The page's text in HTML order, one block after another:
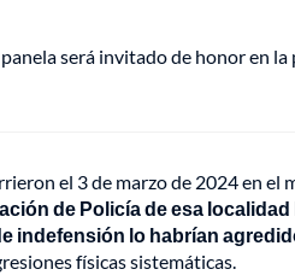
será invitado de honor en
el 3 de marzo de 2024 en
de Policía de esa
indefensión lo habrían
físicas sistemáticas.